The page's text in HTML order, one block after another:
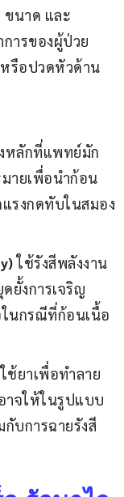
ขนาด และ
ารของผู้ป่วย
รือปวดหัวด้าน
หลักที่แพทย์มัก
ายเพื่อนำก้อน
รงกดทับในสมอง
ใช้รังสีพลังงาน
ยั้งการเจริญ
นกรณีที่ก้อนเนื้อ
ช้ยาเพื่อทำลาย
าจให้ในรูปแบบ
บการฉายรังสี